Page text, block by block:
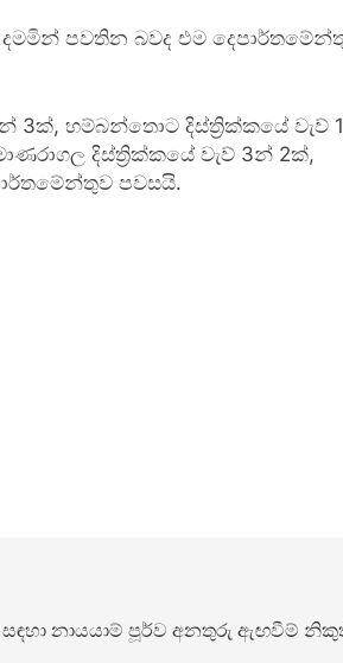
පවතින බවද එම
3ක්, හම්බන්තොට දිස්ත්‍රික්කයේ වැව්
දිස්ත්‍රික්කයේ වැව් 3න් 2ක්,
පවසයි.
නායයාම් පූර්ව අනතුරු ඇඟවීම්